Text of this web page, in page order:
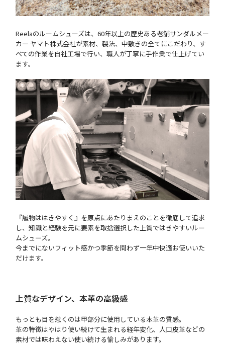
Reelaのルームシューズは、60年以上の歴史ある老舗サンダルメー
カー ヤマト株式会社が素材、製法、中敷きの全てにこだわり、す
べての作業を自社工場で行い、職人が丁寧に手作業で仕上げてい
ます。
『履物ははきやすく』を原点にあたりまえのことを徹底して追求
し、知識と経験を元に要素を取捨選択した上質ではきやすいルー
ムシューズ。
今までにないフィット感かつ季節を問わず一年中快適お使いいた
だけます。
上質なデザイン、本革の高級感
もっとも目を惹くのは甲部分に使用している本革の質感。
革の特徴はやはり使い続けて生まれる経年変化、人口皮革などの
素材では味わえない使い続ける愉しみがあります。